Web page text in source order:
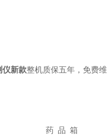
仪新款整机质保五年，免费
药 品 箱